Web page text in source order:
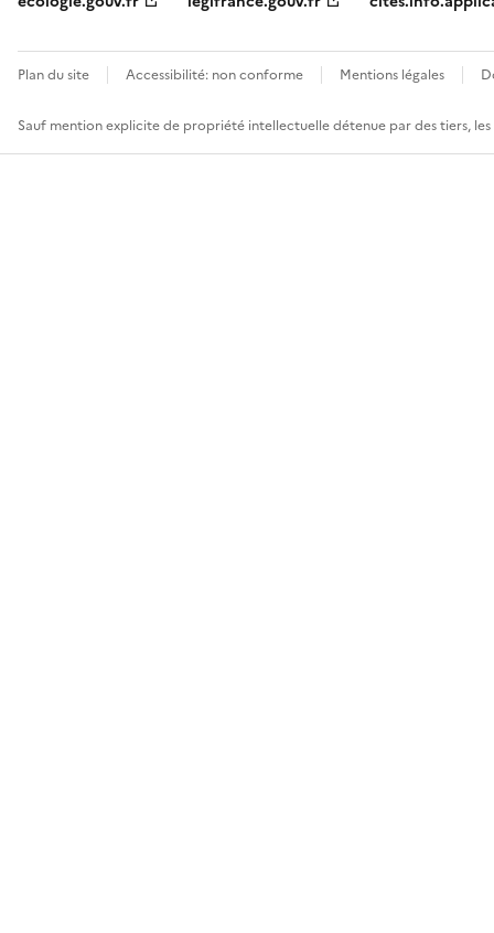
Plan du site Accessibilité: non conforme Mentions légales
Sauf mention explicite de propriété intellectuelle détenue par des tiers,